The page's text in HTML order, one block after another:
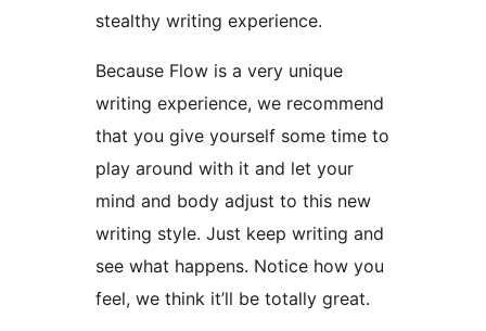
stealthy writing experience.
Because Flow is a very unique
writing experience, we recommend
that you give yourself some time to
play around with it and let your
mind and body adjust to this new
writing style. Just keep writing and
see what happens. Notice how you
feel, we think it’ll be totally great.